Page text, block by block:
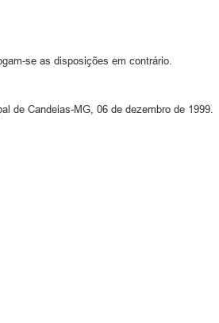
se as disposições em contrário.
de Candeias-MG, 06 de dezembro de 1999.